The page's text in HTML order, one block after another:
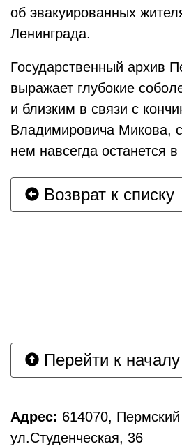
об эвакуированных
Ленинграда.
Государственный архив
выражает глубокие
и близким в связи с
Владимировича Микова,
нем навсегда останется
Возврат к списку
Перейти к
Адрес: 614070,
ул.Студенческая, 36